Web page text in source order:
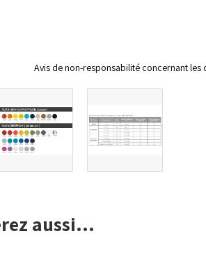
Avis de non-responsabilité concernant les
aussi...